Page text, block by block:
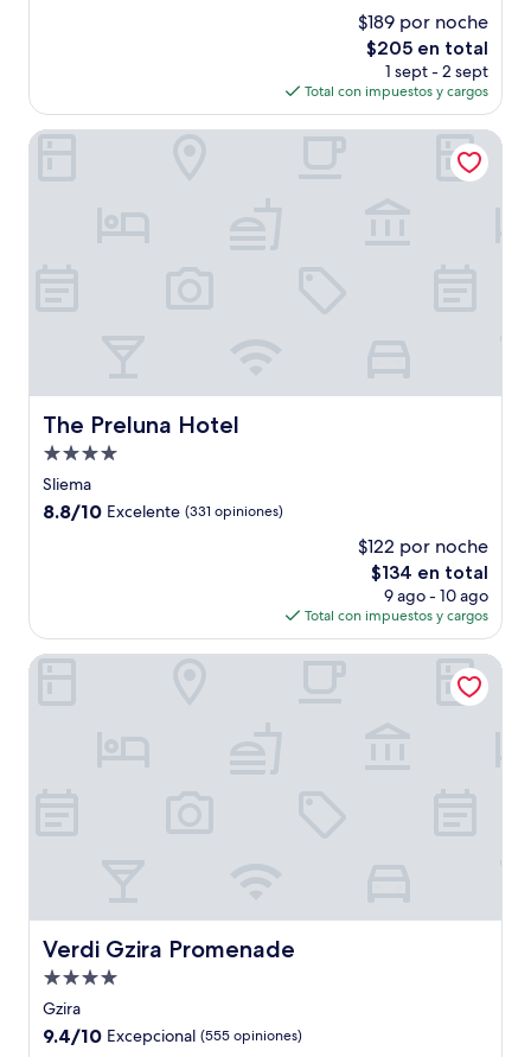
$189 por noche
El
precio
actual
es
de
$205 en total
1 sept - 2 sept
Total con impuestos y cargos
The Preluna Hotel
The Preluna Hotel
Propiedad
de
4.0
Sliema
8.8
8.8/10 Excelente (331 opiniones)
$122 por noche
El
precio
actual
es
de
$134 en total
9 ago - 10 ago
Total con impuestos y cargos
The Preluna Hotel
Verdi Gzira Promenade
Verdi Gzira Promenade
Propiedad
de
4.0
Gzira
9.4
9.4/10 Excepcional (555 opiniones)
Verdi Gzira Promenade